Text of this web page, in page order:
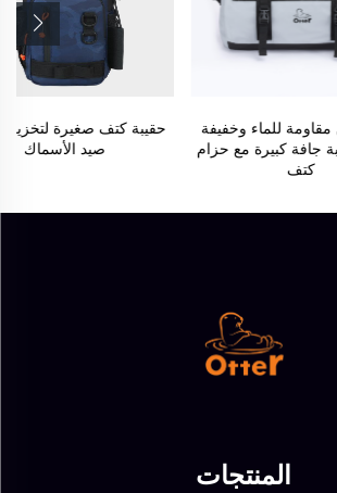
وخفيفة
مع حزام
حقيبة كتف صغيرة لتخزين أدوات
صيد الأسماك
المنتجات